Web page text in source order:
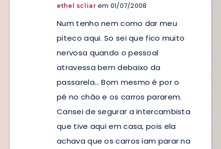
ethel scliar em 01/07/2008
Num tenho nem como dar meu
piteco aqui. So sei que fico muito
nervosa quando o pessoal
atravessa bem debaixo da
passarela… Bom mesmo é por o
pé no chão e os carros pararem.
Cansei de segurar a intercambista
que tive aqui em casa, pois ela
achava que os carros iam parar na